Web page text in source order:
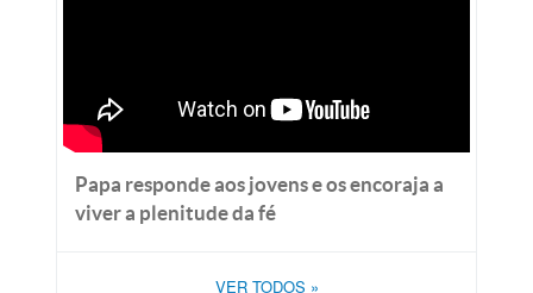
Papa responde aos jovens e os encoraja a
viver a plenitude da fé
VER TODOS »